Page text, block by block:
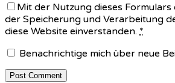
Mit der Nutzung dieses
der Speicherung und Verarbeitung
diese Website einverstanden. *
Benachrichtige mich über neue